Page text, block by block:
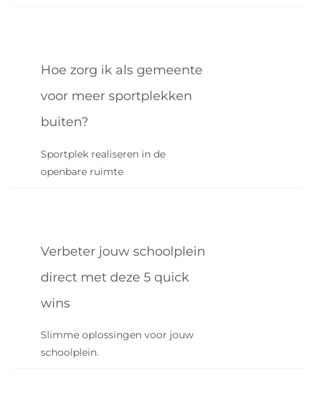
Hoe zorg ik als gemeente
voor meer sportplekken
buiten?
Sportplek realiseren in de
openbare ruimte
Verbeter jouw schoolplein
direct met deze 5 quick
wins
Slimme oplossingen voor jouw
schoolplein.